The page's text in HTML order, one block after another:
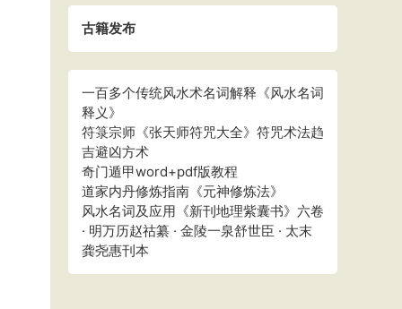
古籍发布
一百多个传统风水术名词解释《风水名词
释义》
符箓宗师《张天师符咒大全》符咒术法趋
吉避凶方术
奇门遁甲word+pdf版教程
道家内丹修炼指南《元神修炼法》
风水名词及应用《新刊地理紫囊书》六卷
· 明万历赵祜纂 · 金陵一泉舒世臣 · 太末
龚尧惠刊本